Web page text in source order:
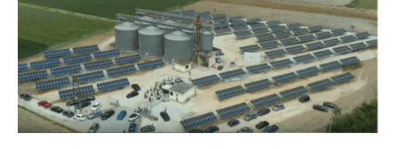
μεγαλύτερο
έργο
net
metering
με
Ιχνηλάτες